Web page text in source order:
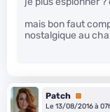
mais bon faut
nostalgique au
Patch Premium
Le 13/08/2016 à